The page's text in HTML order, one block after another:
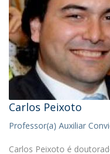
Carlos Peixoto
Professor(a) Auxiliar
Carlos Peixoto é